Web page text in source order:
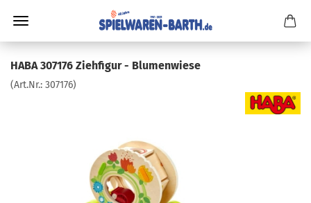
HABA 307176 Ziehfigur - Blumenwiese
(Art.Nr.: 307176)